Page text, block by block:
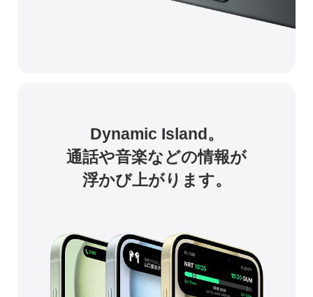
Dynamic Island。
通話や音楽などの情報が
浮かび上がります。